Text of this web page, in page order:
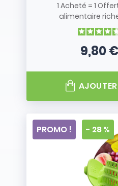
1 Acheté = 1
alimentaire
9,80 €
PROMO ! - 28 %